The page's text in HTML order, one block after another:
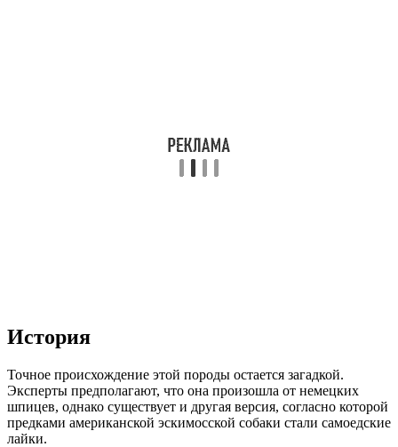
История
Точное происхождение этой породы остается загадкой.
Эксперты предполагают, что она произошла от немецких
шпицев, однако существует и другая версия, согласно которой
предками американской эскимосской собаки стали самоедские
лайки.